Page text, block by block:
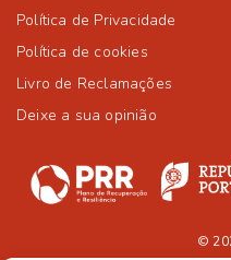
Política de Privacidade
Política de cookies
Livro de Reclamações
Deixe a sua opinião
©